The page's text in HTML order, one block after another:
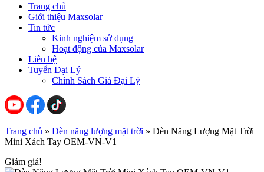
Trang chủ
Giới thiệu Maxsolar
Tin tức
Kinh nghiệm sử dụng
Hoạt động của Maxsolar
Liên hệ
Tuyển Đại Lý
Chính Sách Giá Đại Lý
Trang chủ » Đèn năng lượng mặt trời » Đèn Năng Lượng Mặt Trời
Mini Xách Tay OEM-VN-V1
Giảm giá!